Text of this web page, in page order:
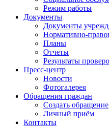
Режим работы
Документы
Документы
Нормативно-
Планы
Отчеты
Результаты
Пресс-центр
Новости
Фотогалерея
Обращения граждан
Создать обращение
Личный приём
Контакты